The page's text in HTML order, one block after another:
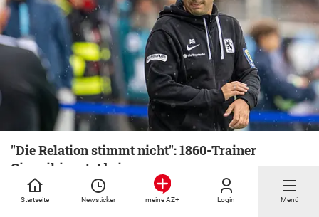
Startseite Newsticker meine AZ+ Login Menü
"Die Relation stimmt nicht": 1860-Trainer
Giannikis setzt bei ...